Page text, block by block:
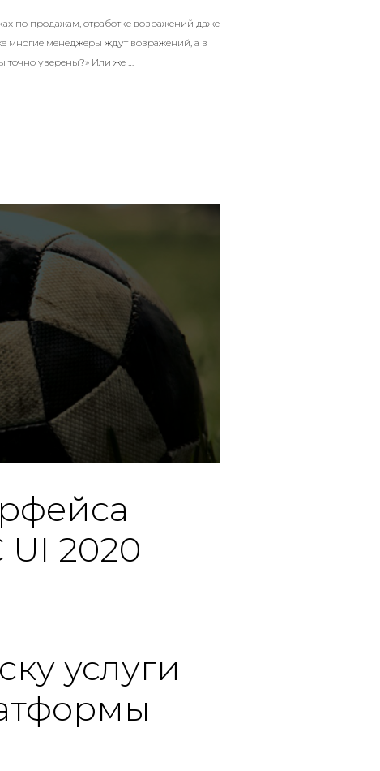
по продажам, отработке возражений даже
многие менеджеры ждут возражений, а в
точно уверены?» Или же …
КАК ЭТАП ПРОДАЖ: НЕ ЛИШНИЙ, А ЗАПАСНОЙ!»
UI 2020
услуги